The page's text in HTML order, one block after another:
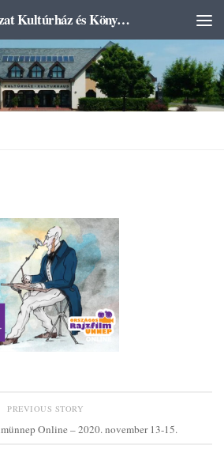
Tát Város Önkormányzat Kultúrház és Könyvtár
PREVIOUS STORY
Online – 2020. november 13-15.